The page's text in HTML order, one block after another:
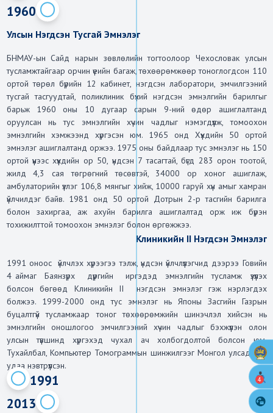
1960
Улсын Нэгдсэн Тусгай Эмнэлэг
БНМАУ-ын Сайд нарын зөвлөлийн тогтоолоор Чехословак улсын
тусламжтайгаар орчин үеийн багаж, төхөөрөмжөөр тоноглогдсон 110
ортой төрөл бүрийн 12 кабинет, нэгдсэн лаборатори, эмчилгээний
тусгай тасгуудтай, поликлиник бүхий нэгдсэн эмнэлгийн барилгыг
барьж 1960 оны 10 дугаар сарын 9-ний өдөр ашиглалтанд
оруулсан нь тус эмнэлгийн хүчин чадлыг нэмэгдүүлж, томоохон
эмнэлгийн хэмжээнд хүргэсэн юм. 1965 онд Хүүхдийн 50 ортой
эмнэлэг ашиглалтанд оржээ. 1975 оны байдлаар тус эмнэлэг нь 150
ортой үүнээс хүүхдийн ор 50, үндсэн 7 тасагтай, бүгд 283 орон тоотой,
жилд 4,3 сая төгрөгний төсөвтэй, 34000 ор хоног ашиглаж,
амбулаторийн үзлэг 106,8 мянгыг хийж, 10000 гаруй хүн амыг хамран
үйлчилдэг байв. 1981 онд 50 ортой Дотрын 2-р тасгийн барилга
болон захиргаа, аж ахуйн барилга ашиглалтад орж иж бүрэн
тохижилттой томоохон эмнэлэг болон өргөжжээ.
1991
Клиникийн II Нэгдсэн Эмнэлэг
1991 оноос  үйлчлэх хүрээгээ тэлж, үндсэн үйлчлүүлэгчид дээрээ Говийн
4 аймаг  Баянзүрх   дүүргийн   иргэдэд  эмнэлгийн  тусламж  үзүүлэх
болсон бөгөөд Клиникийн II  нэгдсэн эмнэлэг гэж нэрлэгдэх
болжээ. 1999-2000 онд тус эмнэлэг нь Японы Засгийн Газрын
буцалтгүй тусламжаар тоног төхөөрөмжийн шинэчлэл хийсэн нь
эмнэлгийн оношлогоо эмчилгээний хүчин чадлыг бэхжүүлэн олон
улсын түвшинд хүргэхэд чухал ач холбогдолтой болсон юм.
Тухайлбал, Компьютер Томограммын шинжилгээг Монгол улсад анх
удаа нэвтрүүлсэн.
2013
4